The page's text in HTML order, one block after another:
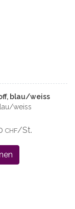
blau/weiss
weiss
CHF/St.